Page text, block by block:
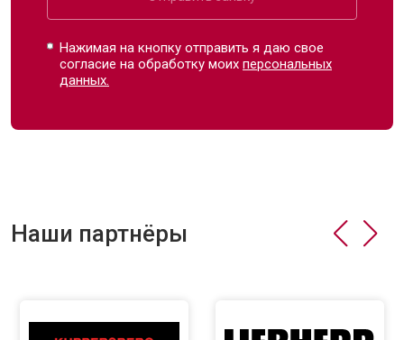
Нажимая на кнопку отправить я даю свое
согласие на обработку моихперсональных
данных.
Наши партнёры